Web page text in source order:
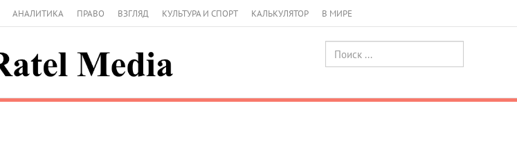
АНАЛИТИКА ПРАВО ВЗГЛЯД КУЛЬТУРА И СПОРТ КАЛЬКУЛЯТОР В МИРЕ